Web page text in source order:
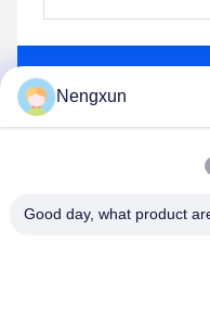
Nengxun
Good day, what product